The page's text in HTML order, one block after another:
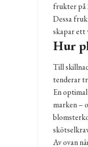
frukter på
Dessa
skapar ett
Hur
Till
tenderar
En
marken –
Av ovan